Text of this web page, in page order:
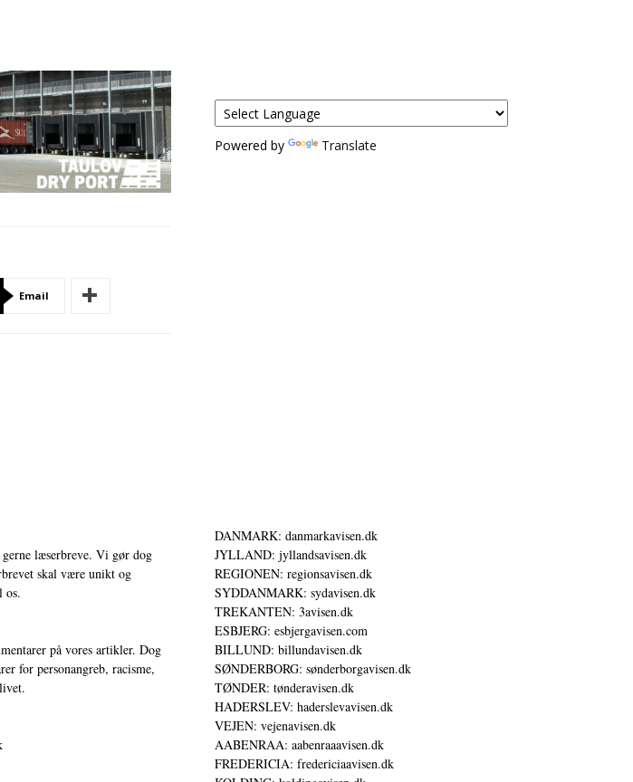
Email
Powered by Translate
læserbreve. Vi gør dog
skal være unikt og
os.
på vores artikler. Dog
for personangreb, racisme,
DANMARK: danmarkavisen.dk
JYLLAND: jyllandsavisen.dk
REGIONEN: regionsavisen.dk
SYDDANMARK: sydavisen.dk
TREKANTEN: 3avisen.dk
ESBJERG: esbjergavisen.com
BILLUND: billundavisen.dk
SØNDERBORG: sønderborgavisen.dk
TØNDER: tønderavisen.dk
HADERSLEV: haderslevavisen.dk
VEJEN: vejenavisen.dk
AABENRAA: aabenraaavisen.dk
FREDERICIA: fredericiaavisen.dk